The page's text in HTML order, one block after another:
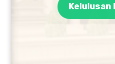
Kelulusan